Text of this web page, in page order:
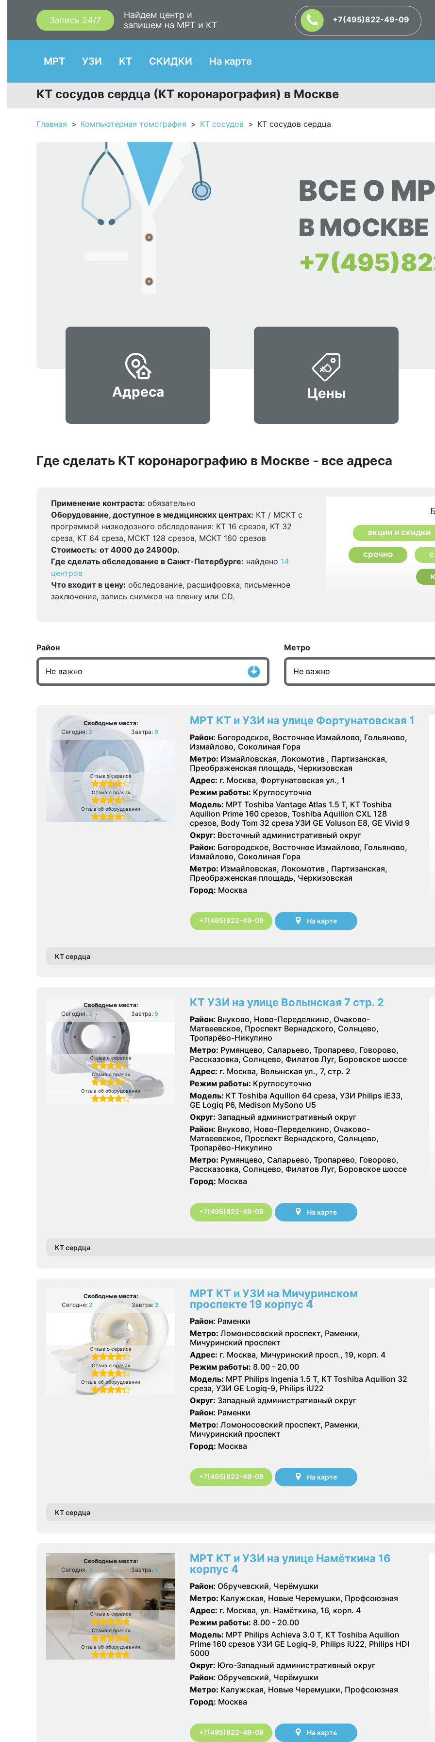
Запись 24/7
Найдем центр и
запишем на МРТ и КТ
+7(495)822-49-09
МРТ УЗИ КТ СКИДКИ На карте
КТ сосудов сердца (КТ коронарография) в Москве
Главная Компьютерная томография КТ сосудов КТ сосудов сердца
ВСЕ О
В МОСКВЕ
Адреса Цены
Где сделать КТ коронарографию в Москве - все адреса
Применение контраста: обязательно
Оборудование, доступное в медицинских центрах: КТ / МСКТ с
программой низкодозного обследования: КТ 16 срезов, КТ 32
среза, КТ 64 среза, МСКТ 128 срезов, МСКТ 160 срезов
Стоимость: от 4000 до 24900р.
Где сделать обследование в Санкт-Петербурге: найдено 14
центров
Что входит в цену: обследование, расшифровка, письменное
заключение, запись снимков на пленку или CD.
акции и скидки
срочно
Район Метро
Свободные места:
Сегодня: 3 Завтра: 9
Отзыв о сервисе
Отзыв о врачах
Отзыв об оборудовании
МРТ КТ и УЗИ на улице Фортунатовская 1
Район: Богородское, Восточное Измайлово, Гольяново,
Измайлово, Соколиная Гора
Метро: Измайловская, Локомотив , Партизанская,
Преображенская площадь, Черкизовская
Адрес: г. Москва, Фортунатовская ул., 1
Режим работы: Круглосуточно
Модель: МРТ Toshiba Vantage Atlas 1.5 Т, КТ Toshiba
Aquilion Prime 160 срезов, Toshiba Aquilion CXL 128
срезов, Body Tom 32 среза УЗИ GE Voluson E8, GE Vivid 9
Округ: Восточный административный округ
Район: Богородское, Восточное Измайлово, Гольяново,
Измайлово, Соколиная Гора
Метро: Измайловская, Локомотив , Партизанская,
Преображенская площадь, Черкизовская
Город: Москва
+7(495)822-49-09 На карте
КТ сердца
Свободные места:
Сегодня: 3 Завтра: 9
Отзыв о сервисе
Отзыв о врачах
Отзыв об оборудовании
КТ УЗИ на улице Волынская 7 стр. 2
Район: Внуково, Ново-Переделкино, Очаково-
Матвеевское, Проспект Вернадского, Солнцево,
Тропарёво-Никулино
Метро: Румянцево, Саларьево, Тропарево, Говорово,
Рассказовка, Солнцево, Филатов Луг, Боровское шоссе
Адрес: г. Москва, Волынская ул., 7, стр. 2
Режим работы: Круглосуточно
Модель: КТ Toshiba Aquilion 64 среза, УЗИ Philips iE33,
GE Logiq P6, Medison MySono U5
Округ: Западный административный округ
Район: Внуково, Ново-Переделкино, Очаково-
Матвеевское, Проспект Вернадского, Солнцево,
Тропарёво-Никулино
Метро: Румянцево, Саларьево, Тропарево, Говорово,
Рассказовка, Солнцево, Филатов Луг, Боровское шоссе
Город: Москва
+7(495)822-49-09 На карте
КТ сердца
Свободные места:
Сегодня: 2 Завтра: 2
Отзыв о сервисе
Отзыв о врачах
Отзыв об оборудовании
МРТ КТ и УЗИ на Мичуринском
проспекте 19 корпус 4
Район: Раменки
Метро: Ломоносовский проспект, Раменки,
Мичуринский проспект
Адрес: г. Москва, Мичуринский просп., 19, корп. 4
Режим работы: 8.00 - 20.00
Модель: МРТ Philips Ingenia 1.5 T, КТ Toshiba Aquilion 32
среза, УЗИ GE Logiq-9, Philips iU22
Округ: Западный административный округ
Район: Раменки
Метро: Ломоносовский проспект, Раменки,
Мичуринский проспект
Город: Москва
+7(495)822-49-09 На карте
КТ сердца
Свободные места:
Сегодня: 3 Завтра: 6
Отзыв о сервисе
Отзыв о врачах
Отзыв об оборудовании
МРТ КТ и УЗИ на улице Намёткина 16
корпус 4
Район: Обручевский, Черёмушки
Метро: Калужская, Новые Черемушки, Профсоюзная
Адрес: г. Москва, ул. Намёткина, 16, корп. 4
Режим работы: 8.00 - 20.00
Модель: МРТ Philips Achieva 3.0 T, КТ Toshiba Aquilion
Prime 160 срезов УЗИ GE Logiq-9, Philips iU22, Philips HDI
5000
Округ: Юго-Западный административный округ
Район: Обручевский, Черёмушки
Метро: Калужская, Новые Черемушки, Профсоюзная
Город: Москва
+7(495)822-49-09 На карте